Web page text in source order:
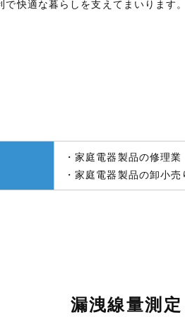
快適な暮らしを支えてまいります。
・家庭電器製品の修理業
・家庭電器製品の卸小売
漏洩線量測